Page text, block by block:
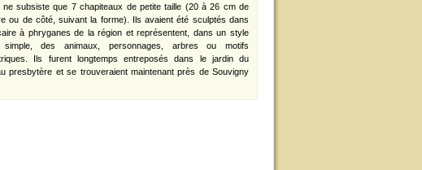
ne subsiste que 7 chapiteaux de petite taille (20 à 26 cm de
ou de côté, suivant la forme). Ils avaient été sculptés dans
à phryganes de la région et représentent, dans un style
simple, des animaux, personnages, arbres ou motifs
Ils furent longtemps entreposés dans le jardin du
presbytère et se trouveraient maintenant près de Souvigny